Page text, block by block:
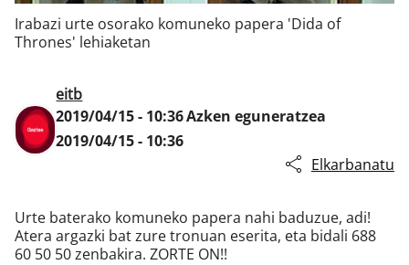
Irabazi urte osorako komuneko papera 'Dida of
Thrones' lehiaketan
eitb
2019/04/15 - 10:36Azken eguneratzea
2019/04/15 - 10:36
Elkarbanatu
Urte baterako komuneko papera nahi baduzue, adi!
Atera argazki bat zure tronuan eserita, eta bidali 688
60 50 50 zenbakira. ZORTE ON!!